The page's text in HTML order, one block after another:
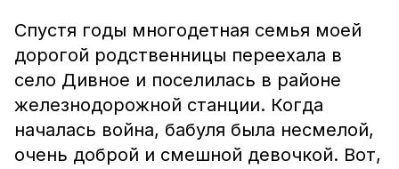
Спустя годы многодетная семья моей
дорогой родственницы переехала в
село Дивное и поселилась в районе
железнодорожной станции. Когда
началась война, бабуля была несмелой,
очень доброй и смешной девочкой. Вот,